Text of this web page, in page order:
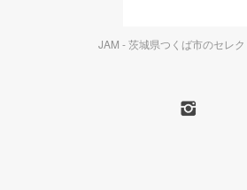
JAM - 茨城県つくば市のセレ